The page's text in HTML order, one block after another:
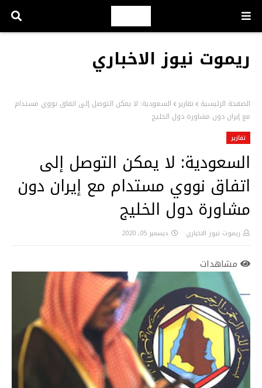
ريموت نيوز الاخباري
الصفحة الرئيسية تقارير
السعودية: لا يمكن التوصل إلى اتفاق نووي مستدام
مع إيران دون مشاورة دول الخليج
تقارير
السعودية: لا يمكن التوصل إلى
اتفاق نووي مستدام مع إيران دون
مشاورة دول الخليج
ريموت نيوز الاخباري ديسمبر 05, 2020
مشاهدات